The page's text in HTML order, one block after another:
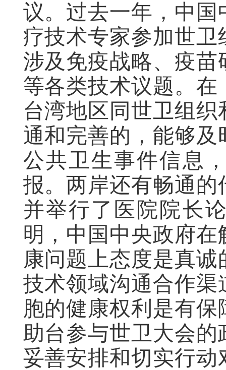
议。过去一年，中
疗技术专家参加世卫
涉及免疫战略、疫
等各类技术议题。
台湾地区同世卫组
通和完善的，能够
公共卫生事件信息
报。两岸还有畅通
并举行了医院院长
明，中国中央政府
康问题上态度是真
技术领域沟通合作
胞的健康权利是有
助台参与世卫大会
妥善安排和切实行